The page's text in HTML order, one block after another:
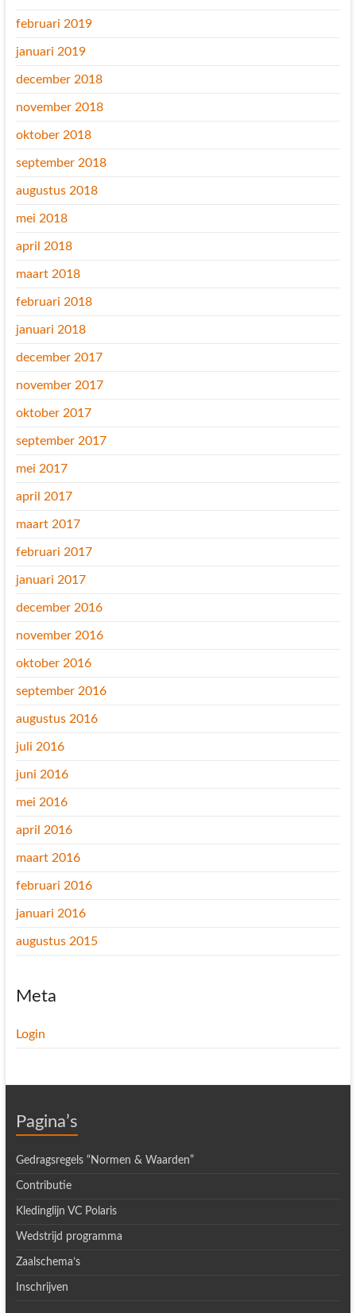
februari 2019
januari 2019
december 2018
november 2018
oktober 2018
september 2018
augustus 2018
mei 2018
april 2018
maart 2018
februari 2018
januari 2018
december 2017
november 2017
oktober 2017
september 2017
mei 2017
april 2017
maart 2017
februari 2017
januari 2017
december 2016
november 2016
oktober 2016
september 2016
augustus 2016
juli 2016
juni 2016
mei 2016
april 2016
maart 2016
februari 2016
januari 2016
augustus 2015
Meta
Login
Pagina’s
Gedragsregels “Normen & Waarden”
Contributie
Kledinglijn VC Polaris
Wedstrijd programma
Zaalschema’s
Inschrijven